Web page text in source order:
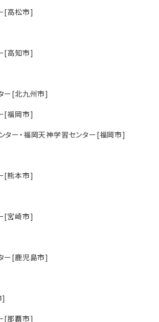
[高松市]
[高知市]
ー[北九州市]
[福岡市]
ター・福岡天神学習センター[福岡市]
[熊本市]
[宮崎市]
ー[鹿児島市]
]
[那覇市]